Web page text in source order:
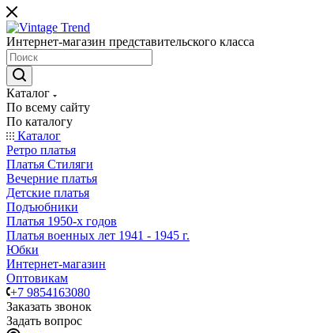
Интернет-магазин представительского класса
Каталог
По всему сайту
По каталогу
Каталог
Ретро платья
Платья Стиляги
Вечерние платья
Детские платья
Подъюбники
Платья 1950-х годов
Платья военных лет 1941 - 1945 г.
Юбки
Интернет-магазин
Оптовикам
+7 9854163080
Заказать звонок
Задать вопрос